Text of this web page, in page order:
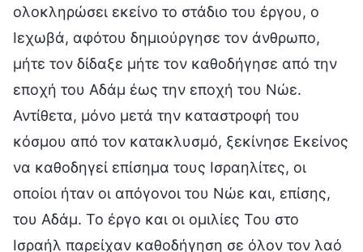
ολοκληρώσει εκείνο το στάδιο του έργου, ο
Ιεχωβά, αφότου δημιούργησε τον άνθρωπο,
μήτε τον δίδαξε μήτε τον καθοδήγησε από την
εποχή του Αδάμ έως την εποχή του Νώε.
Αντίθετα, μόνο μετά την καταστροφή του
κόσμου από τον κατακλυσμό, ξεκίνησε Εκείνος
να καθοδηγεί επίσημα τους Ισραηλίτες, οι
οποίοι ήταν οι απόγονοι του Νώε και, επίσης,
του Αδάμ. Το έργο και οι ομιλίες Του στο
Ισραήλ παρείχαν καθοδήγηση σε όλον τον λαό